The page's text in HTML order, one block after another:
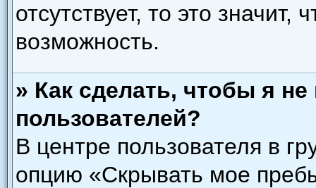
отсутствует, то это
возможность.
» Как сделать, чтобы я
пользователей?
В центре пользователя в
опцию «Скрывать мое